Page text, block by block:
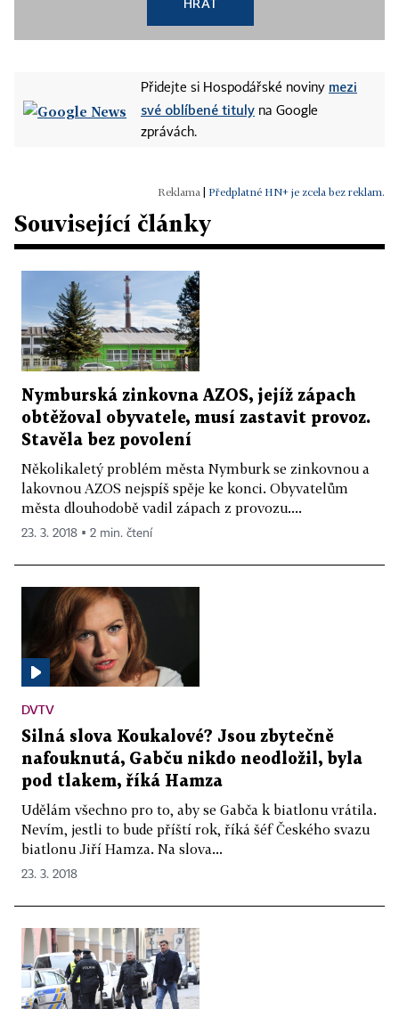
HRÁT
Přidejte si Hospodářské noviny mezi
své oblíbené tituly na Google
zprávách.
Předplatné HN+ je zcela bez reklam.
Související články
Nymburská zinkovna AZOS, jejíž zápach
obtěžoval obyvatele, musí zastavit provoz.
Stavěla bez povolení
Několikaletý problém města Nymburk se zinkovnou a
lakovnou AZOS nejspíš spěje ke konci. Obyvatelům
města dlouhodobě vadil zápach z provozu....
23. 3. 2018 ▪ 2 min. čtení
DVTV
Silná slova Koukalové? Jsou zbytečně
nafouknutá, Gabču nikdo neodložil, byla
pod tlakem, říká Hamza
Udělám všechno pro to, aby se Gabča k biatlonu vrátila.
Nevím, jestli to bude příští rok, říká šéf Českého svazu
biatlonu Jiří Hamza. Na slova...
23. 3. 2018